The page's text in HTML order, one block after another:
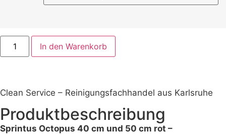
In den Warenkorb
Clean Service – Reinigungsfachhandel aus Karlsruhe
Produktbeschreibung
Sprintus Octopus 40 cm und 50 cm rot –